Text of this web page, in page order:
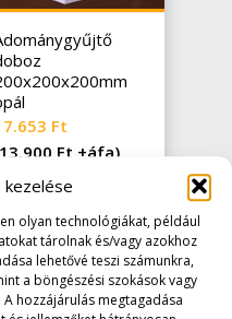
kezelése
olyan technológiákat, például
tárolnak és/vagy azokhoz
lehetővé teszi számunkra,
a böngészési szokások vagy
hozzájárulás megtagadása
Ft
13.900 Ft +áfa)